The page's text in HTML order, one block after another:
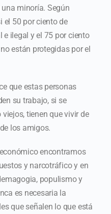
minoría. Según
el 50 por ciento de
ilegal y el 75 por ciento
están protegidas por el
que estas personas
su trabajo, si se
tienen que vivir de
los amigos.
encontramos
y narcotráfico y en
populismo y
es necesaria la
que señalen lo que está